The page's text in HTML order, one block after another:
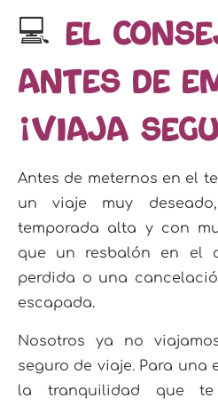
💻 El
antes de
¡Viaja
Antes de meternos en el
un viaje muy
temporada alta y con
que un resbalón en el
perdida o una
escapada.
Nosotros ya no
seguro de viaje. Para una
la tranquilidad que